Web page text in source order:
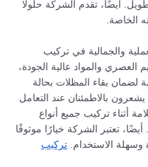
أيضًا، تقدم الشركة حلولًا
الخاصة.
والجمالية في تركيب
والمواد عالية الجودة،
بقاء المظلات بحالة
بالاطمئنان عند التعامل
أثناء تركيب جميع أنواع
تعتبر الشركة خيارًا موثوقًا
وسهلة الاستخدام.تركيب